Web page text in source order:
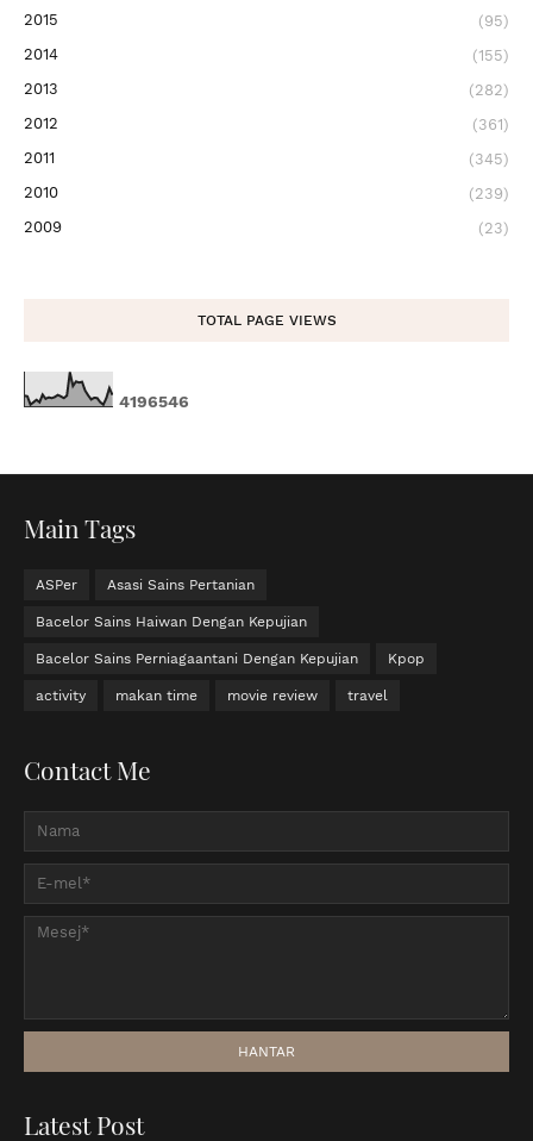
2015
(95)
2014
(155)
2013
(282)
2012
(361)
2011
(345)
2010
(239)
2009
(23)
TOTAL PAGE VIEWS
4196546
Main Tags
ASPer Asasi Sains Pertanian
Bacelor Sains Haiwan Dengan Kepujian
Bacelor Sains Perniagaantani Dengan Kepujian Kpop
activity makan time movie review travel
Contact Me
Latest Post